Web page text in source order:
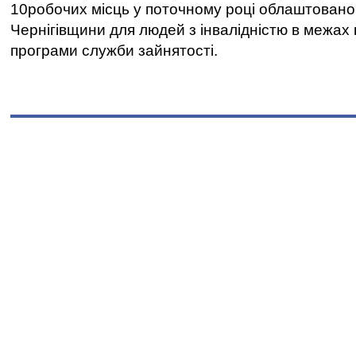
10робочих місць у поточному році
Чернігівщини для людей з інвалідністю в межах
програми служби зайнятості.